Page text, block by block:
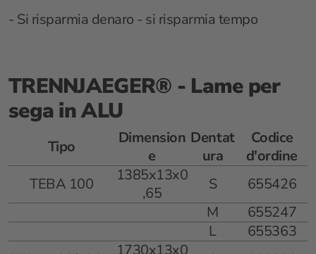
- Si risparmia denaro - si risparmia tempo
TRENNJAEGER® - Lame per
sega in ALU
Tipo
Dimension
e
Dentat
ura
Codice
d'ordine
TEBA 100
1385x13x0
,65
S
655426
M
655247
L
655363
1730x13x0